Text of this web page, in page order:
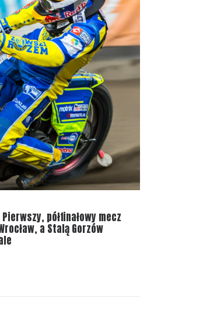
półfinałowy mecz
a Stalą Gorzów